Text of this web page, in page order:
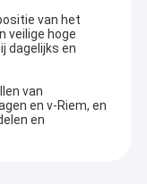
van het
veilige hoge
dagelijks en
van
en v-Riem, en
en